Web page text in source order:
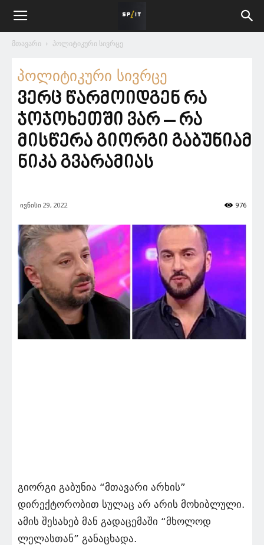
მთავარი პოლიტიკური სივრცე
პოლიტიკური სივრცე
ვერც წარმოიდგენ რა
ჯოჯოხეთში ვარ – რა
მისწერა გიორგი გაბუნიამ
ნიკა გვარამიას
ივნისი 29, 2022 976
გიორგი გაბუნია “მთავარი არხის”
დირექტორობით სულაც არ არის მოხიბლული.
ამის შესახებ მან გადაცემაში “მხოლოდ
ლელასთან” განაცხადა.